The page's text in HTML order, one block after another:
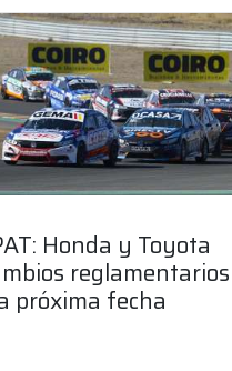
Honda y Toyota
reglamentarios
próxima fecha